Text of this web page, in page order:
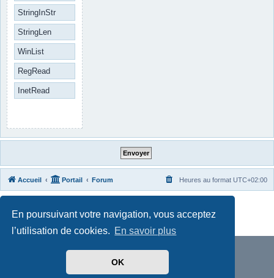
En poursuivant votre navigation, vous acceptez
l’utilisation de cookies. En savoir plus
OK
StringInStr
StringLen
WinList
RegRead
InetRead
Accueil Portail Forum Heures au format UTC+02:00
Traduit parphpBB-fr.com